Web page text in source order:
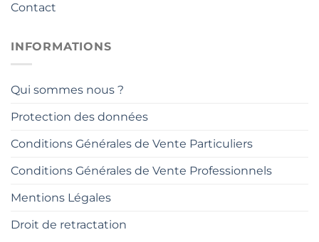
Contact
INFORMATIONS
Qui sommes nous ?
Protection des données
Conditions Générales de Vente Particuliers
Conditions Générales de Vente Professionnels
Mentions Légales
Droit de retractation